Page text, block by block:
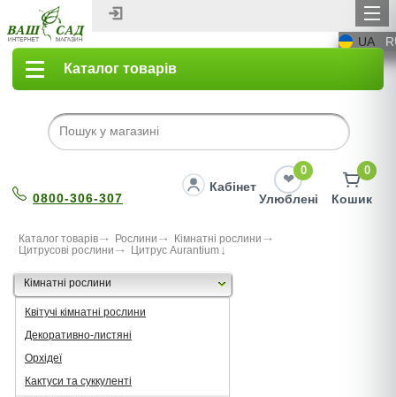
UA
Каталог товарів
0800-306-307
Кабінет
0
Улюблені
0
Кошик
Каталог товарів Рослини
Кімнатні рослини
Цитрусові рослини
Цитрус Аurantium
Кімнатні рослини
Квітучі кімнатні рослини
Декоративно-листяні
Орхідеї
Кактуси та суккуленті